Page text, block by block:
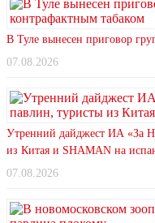
В Туле вынесен приговор
07.08.2026
Утренний дайджест ИА «За
из Китая и SHAMAN на
07.08.2026